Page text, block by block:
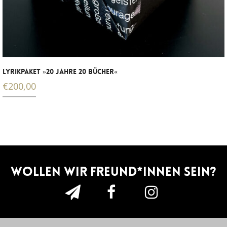
LYRIKPAKET »20 JAHRE 20 BÜCHER«
€200,00
Wollen wir Freund*innen sein?